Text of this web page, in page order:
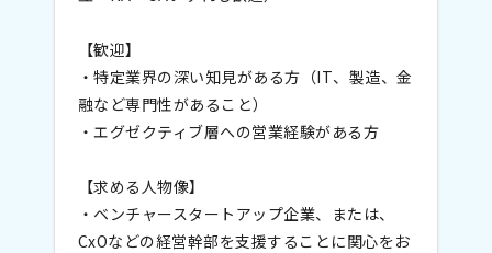
【歓迎】
・特定業界の深い知見がある方（IT、製造、金
融など専門性があること）
・エグゼクティブ層への営業経験がある方
【求める人物像】
・ベンチャースタートアップ企業、または、
CxOなどの経営幹部を支援することに関心をお